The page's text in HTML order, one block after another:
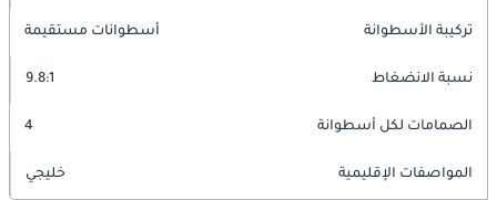
تركيبة الأسطوانة أسطوانات مستقيمة
نسبة الانضغاط 9.8:1
الصمامات لكل أسطوانة 4
المواصفات الإقليمية خليجي